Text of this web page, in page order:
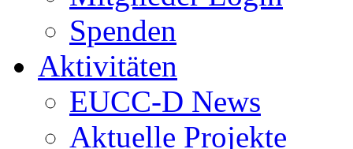
Spenden
Aktivitäten
EUCC-D News
Aktuelle Projekte